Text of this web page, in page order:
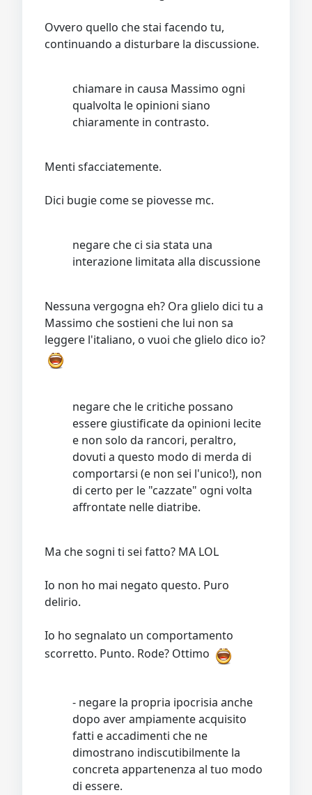
Ovvero quello che stai facendo tu,
continuando a disturbare la discussione.
chiamare in causa Massimo ogni
qualvolta le opinioni siano
chiaramente in contrasto.
Menti sfacciatemente.
Dici bugie come se piovesse mc.
negare che ci sia stata una
interazione limitata alla discussione
Nessuna vergogna eh? Ora glielo dici tu a
Massimo che sostieni che lui non sa
leggere l'italiano, o vuoi che glielo dico io?
negare che le critiche possano
essere giustificate da opinioni lecite
e non solo da rancori, peraltro,
dovuti a questo modo di merda di
comportarsi (e non sei l'unico!), non
di certo per le "cazzate" ogni volta
affrontate nelle diatribe.
Ma che sogni ti sei fatto? MA LOL
Io non ho mai negato questo. Puro
delirio.
Io ho segnalato un comportamento
scorretto. Punto. Rode? Ottimo
- negare la propria ipocrisia anche
dopo aver ampiamente acquisito
fatti e accadimenti che ne
dimostrano indiscutibilmente la
concreta appartenenza al tuo modo
di essere.